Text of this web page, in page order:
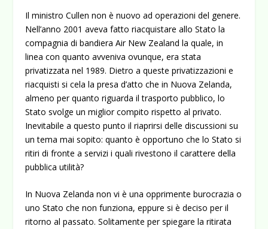
Il ministro Cullen non è nuovo ad operazioni del genere.
Nell’anno 2001 aveva fatto riacquistare allo Stato la
compagnia di bandiera Air New Zealand la quale, in
linea con quanto avveniva ovunque, era stata
privatizzata nel 1989. Dietro a queste privatizzazioni e
riacquisti si cela la presa d’atto che in Nuova Zelanda,
almeno per quanto riguarda il trasporto pubblico, lo
Stato svolge un miglior compito rispetto al privato.
Inevitabile a questo punto il riaprirsi delle discussioni su
un tema mai sopito: quanto è opportuno che lo Stato si
ritiri di fronte a servizi i quali rivestono il carattere della
pubblica utilità?
In Nuova Zelanda non vi è una opprimente burocrazia o
uno Stato che non funziona, eppure si è deciso per il
ritorno al passato. Solitamente per spiegare la ritirata